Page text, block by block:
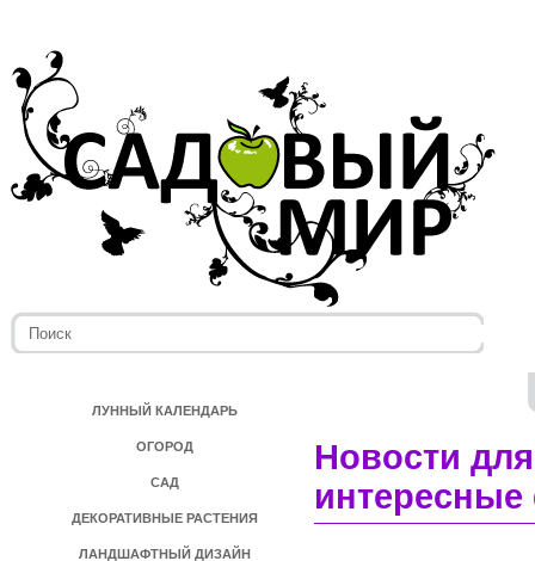
ЛУННЫЙ КАЛЕНДАРЬ
ОГОРОД
САД
ДЕКОРАТИВНЫЕ РАСТЕНИЯ
ЛАНДШАФТНЫЙ ДИЗАЙН
Новости